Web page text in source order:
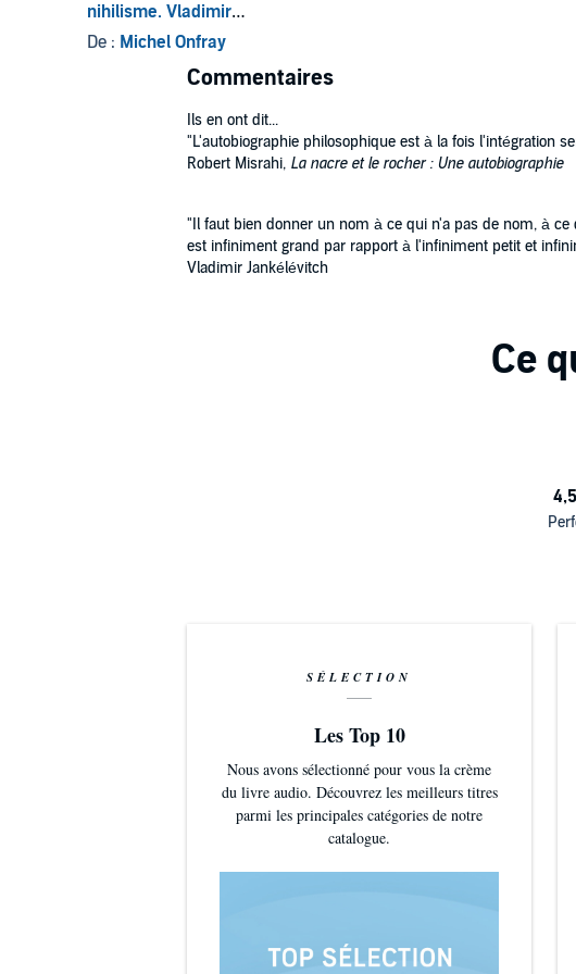
nihilisme. Vladimir
Jankélévitch - Robert
Misrahi - Mikel
Dufrenne - Pierre
De : Michel Onfray
Commentaires
Ils en ont dit...
"L'autobiographie philosophique est à la fois l'intégration
Robert Misrahi, La nacre et le rocher : Une autobiographie
"Il faut bien donner un nom à ce qui n'a pas de nom, à
est infiniment grand par rapport à l'infiniment petit et
Vladimir Jankélévitch
SÉLECTION
Les Top 10
Nous avons sélectionné pour vous la crème
du livre audio. Découvrez les meilleurs titres
parmi les principales catégories de notre
catalogue.